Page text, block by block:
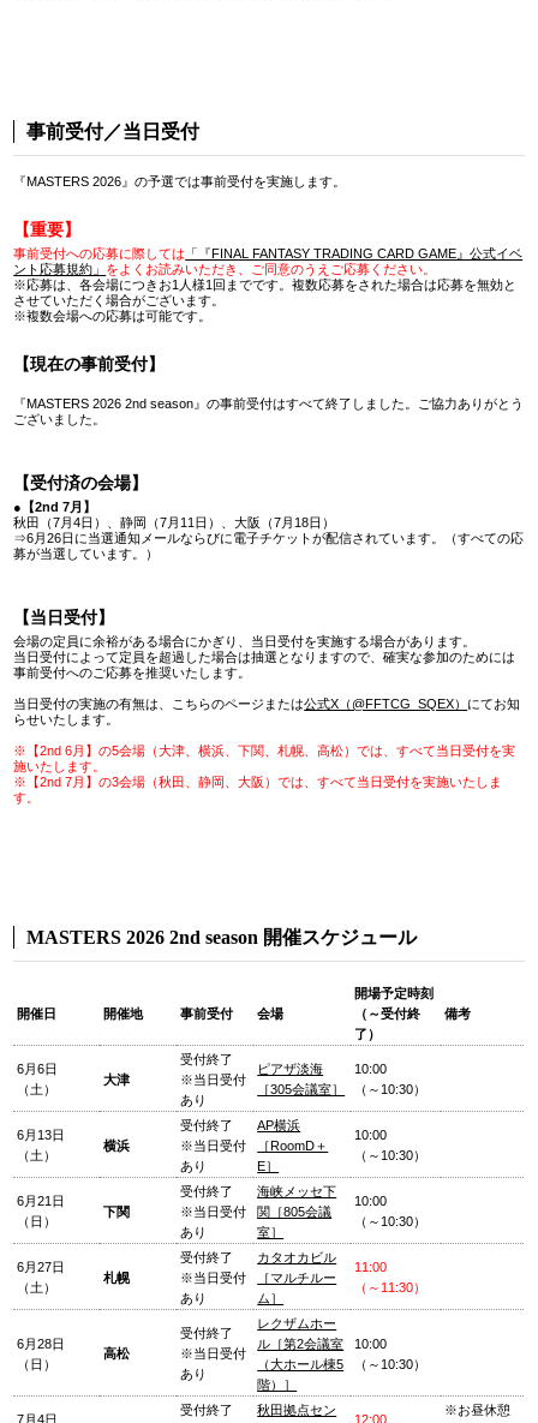
事前受付／当日受付
『MASTERS 2026』の予選では事前受付を実施します。
【重要】
事前受付への応募に際しては 「『FINAL FANTASY TRADING CARD GAME』公式イベ
ント応募規約」 をよくお読みいただき、ご同意のうえご応募ください。
※応募は、各会場につきお1人様1回までです。複数応募をされた場合は応募を無効と
させていただく場合がございます。
※複数会場への応募は可能です。
【現在の事前受付】
『MASTERS 2026 2nd season』の事前受付はすべて終了しました。ご協力ありがとう
ございました。
【受付済の会場】
●【2nd 7月】
秋田（7月4日）、静岡（7月11日）、大阪（7月18日）
⇒6月26日に当選通知メールならびに電子チケットが配信されています。（すべての応
募が当選しています。）
【当日受付】
会場の定員に余裕がある場合にかぎり、当日受付を実施する場合があります。
当日受付によって定員を超過した場合は抽選となりますので、確実な参加のためには
事前受付へのご応募を推奨いたします。
当日受付の実施の有無は、こちらのページまたは公式X（@FFTCG_SQEX） にてお知
らせいたします。
※【2nd 6月】の5会場（大津、横浜、下関、札幌、高松）では、すべて当日受付を実
施いたします。
※【2nd 7月】の3会場（秋田、静岡、大阪）では、すべて当日受付を実施いたしま
す。
MASTERS 2026 2nd season 開催スケジュール
開催日 開催地 事前受付 会場
開場予定時刻
（～受付終
了）
備考
6月6日
（土）
大津
受付終了
※当日受付
あり
ピアザ淡海
［305会議室］
10:00
（～10:30）
6月13日
（土）
横浜
受付終了
※当日受付
あり
AP横浜
［RoomD＋
E］
10:00
（～10:30）
6月21日
（日）
下関
受付終了
※当日受付
あり
海峡メッセ下
関［805会議
室］
10:00
（～10:30）
6月27日
（土）
札幌
受付終了
※当日受付
あり
カタオカビル
［マルチルー
ム］
11:00
（～11:30）
6月28日
（日）
高松
受付終了
※当日受付
あり
レクザムホー
ル［第2会議室
（大ホール棟5
階）］
10:00
（～10:30）
7月4日
受付終了 秋田拠点セン
12:00
※お昼休憩